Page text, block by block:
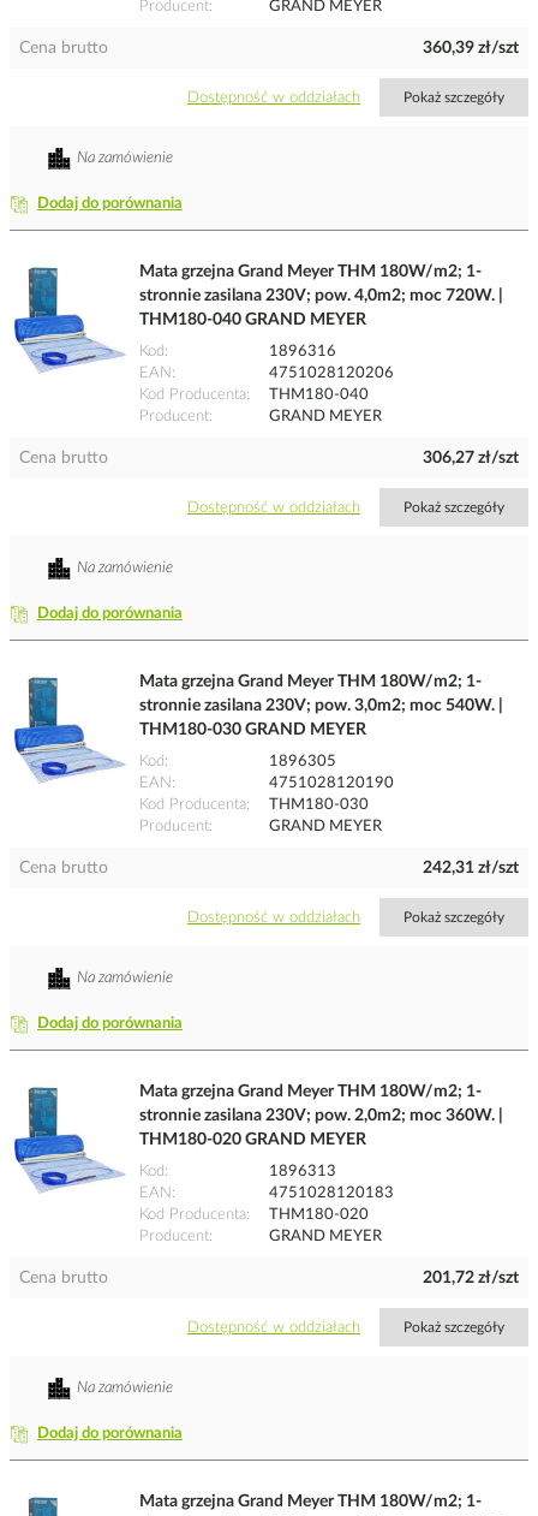
Producent GRAND MEYER
Cena brutto 360,39 zł/szt
Dostępność w oddziałach Pokaż szczegóły
Dodaj do porównania
Na zamówienie
Mata grzejna Grand Meyer THM 180W/m2; 1-
stronnie zasilana 230V; pow. 4,0m2; moc 720W. |
THM180-040 GRAND MEYER
Kod
1896316
EAN
4751028120206
Kod Producenta
THM180-040
Producent
GRAND MEYER
Cena brutto 306,27 zł/szt
Dostępność w oddziałach Pokaż szczegóły
Dodaj do porównania
Na zamówienie
Mata grzejna Grand Meyer THM 180W/m2; 1-
stronnie zasilana 230V; pow. 3,0m2; moc 540W. |
THM180-030 GRAND MEYER
Kod
1896305
EAN
4751028120190
Kod Producenta
THM180-030
Producent
GRAND MEYER
Cena brutto 242,31 zł/szt
Dostępność w oddziałach Pokaż szczegóły
Dodaj do porównania
Na zamówienie
Mata grzejna Grand Meyer THM 180W/m2; 1-
stronnie zasilana 230V; pow. 2,0m2; moc 360W. |
THM180-020 GRAND MEYER
Kod
1896313
EAN
4751028120183
Kod Producenta
THM180-020
Producent
GRAND MEYER
Cena brutto 201,72 zł/szt
Dostępność w oddziałach Pokaż szczegóły
Dodaj do porównania
Na zamówienie
Mata grzejna Grand Meyer THM 180W/m2; 1-